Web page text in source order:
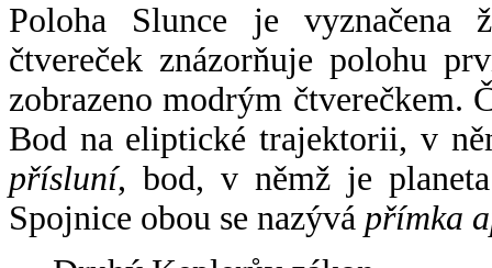
Poloha Slunce je vyznačena
čtvereček znázorňuje polohu
zobrazeno modrým čtverečkem.
Bod na eliptické trajektorii, v
přísluní, bod, v němž je
Spojnice obou se nazývá přímka